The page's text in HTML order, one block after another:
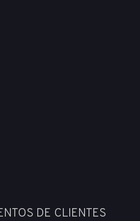
DE CLIENTES